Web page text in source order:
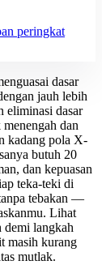
peringkat
dasar
jauh lebih
eliminasi dasar
dan
kadang pola X-
butuh 20
dan kepuasan
teka-teki di
tebakan —
Lihat
demi langkah
masih kurang
mutlak.